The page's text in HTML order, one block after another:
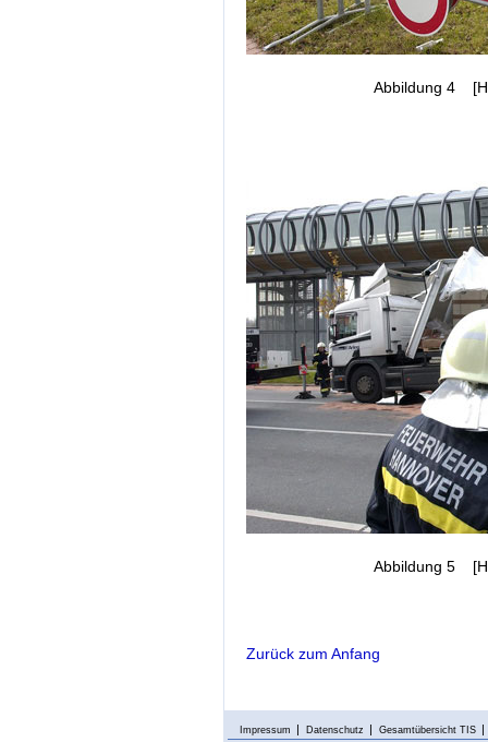
Abbildung 4
Abbildung 5
Zurück zum Anfang
Impressum Datenschutz Gesamtübersicht TIS